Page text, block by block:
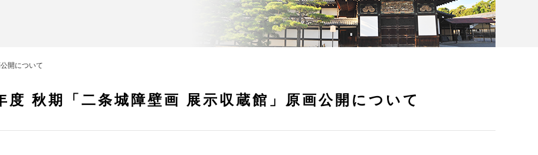
開について
度 秋期「二条城障壁画 展示収蔵館」原画公開について